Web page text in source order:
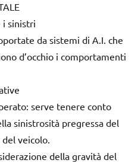
i sinistri
da sistemi di A.I. che
d’occhio i comportamenti
serve tenere conto
sinistrosità pregressa del
veicolo.
della gravità del